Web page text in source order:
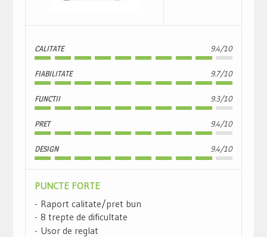
CALITATE 9.4/10
FIABILITATE 9.7/10
FUNCTII 9.3/10
PRET 9.4/10
DESIGN 9.4/10
PUNCTE FORTE
Raport calitate/pret bun
8 trepte de dificultate
Usor de reglat